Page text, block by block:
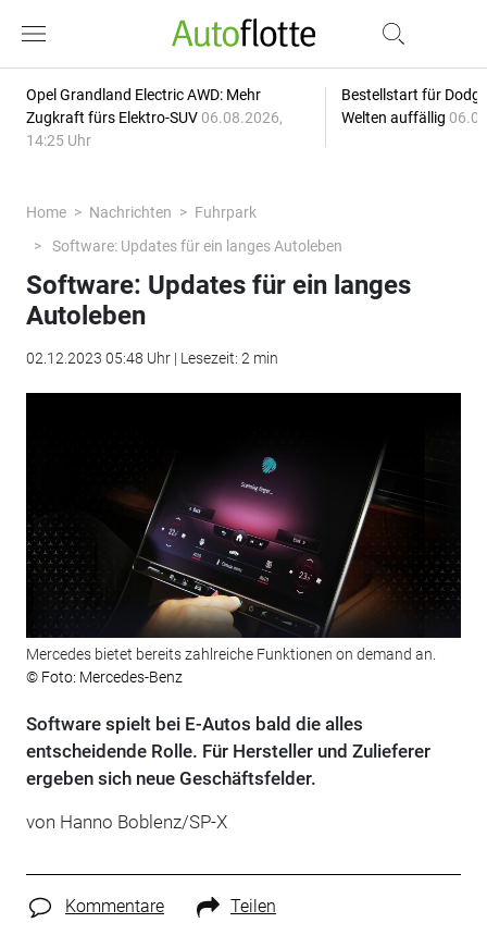
Opel Grandland Electric AWD: Mehr
Zugkraft fürs Elektro-SUV 06.08.2026,
14:25 Uhr
Bestellstart für
Welten auffällig
Home Nachrichten
Fuhrpark
Software: Updates für ein langes Autoleben
Software: Updates für ein langes
Autoleben
02.12.2023 05:48 Uhr | Lesezeit: 2 min
Mercedes bietet bereits zahlreiche Funktionen on demand an.
© Foto: Mercedes-Benz
Software spielt bei E-Autos bald die alles
entscheidende Rolle. Für Hersteller und Zulieferer
ergeben sich neue Geschäftsfelder.
von Hanno Boblenz/SP-X
Kommentare Teilen